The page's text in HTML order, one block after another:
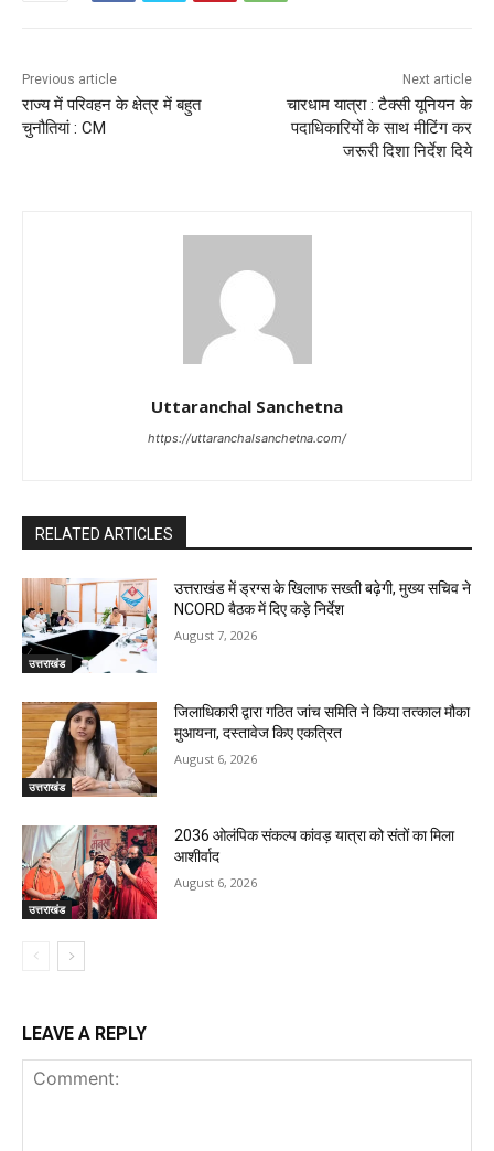
Previous article
राज्य में परिवहन के क्षेत्र में बहुत
चुनौतियां : CM
Next article
चारधाम यात्रा : टैक्सी यूनियन के
पदाधिकारियों के साथ मीटिंग कर
जरूरी दिशा निर्देश दिये
Uttaranchal Sanchetna
https://uttaranchalsanchetna.com/
RELATED ARTICLES
उत्तराखंड
उत्तराखंड में ड्रग्स के खिलाफ सख्ती बढ़ेगी, मुख्य सचिव ने
NCORD बैठक में दिए कड़े निर्देश
August 7, 2026
उत्तराखंड
जिलाधिकारी द्वारा गठित जांच समिति ने किया तत्काल मौका
मुआयना, दस्तावेज किए एकत्रित
August 6, 2026
उत्तराखंड
2036 ओलंपिक संकल्प कांवड़ यात्रा को संतों का मिला
आशीर्वाद
August 6, 2026
LEAVE A REPLY